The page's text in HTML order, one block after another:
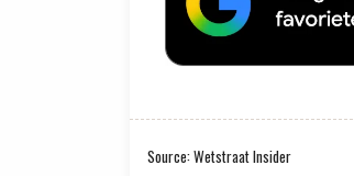
Source: Wetstraat Insider